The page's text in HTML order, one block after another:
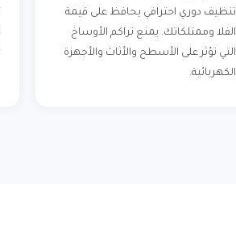
تنظيف دوري احترافي يحافظ على قيمة
الفلا وممتلكاتك. يمنع تراكم الأوساخ
التي تؤثر على الأسطح والأثاث والأجهزة
الكهربائية.